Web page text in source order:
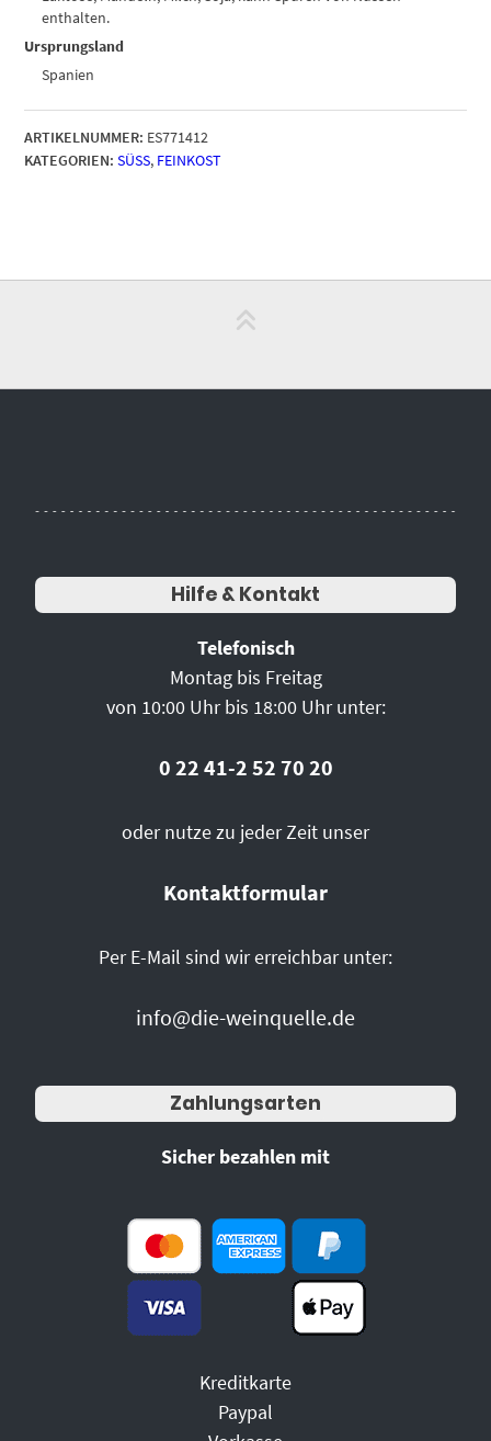
enthalten.
Ursprungsland
Spanien
ARTIKELNUMMER: ES771412
KATEGORIEN: SÜSS , FEINKOST
Hilfe & Kontakt
Telefonisch
Montag bis Freitag
von 10:00 Uhr bis 18:00 Uhr unter:
0 22 41-2 52 70 20
oder nutze zu jeder Zeit unser
Kontaktformular
Per E-Mail sind wir erreichbar unter:
info@die-weinquelle.de
Zahlungsarten
Sicher bezahlen mit
Kreditkarte
Paypal